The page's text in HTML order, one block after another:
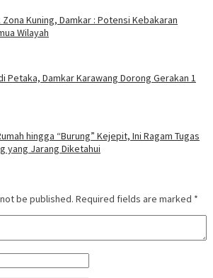
Kuning, Damkar : Potensi Kebakaran
Wilayah
Petaka, Damkar Karawang Dorong Gerakan 1
hingga “Burung” Kejepit, Ini Ragam Tugas
yang Jarang Diketahui
be published. Required fields are marked *